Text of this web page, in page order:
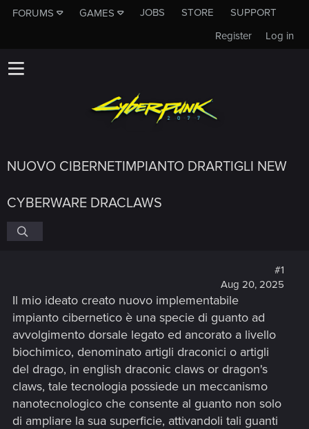
FORUMS GAMES JOBS STORE
SUPPORT
Log in
Register
NUOVO CIBERNETIMPIANTO DRARTIGLI NEW
CYBERWARE DRACLAWS
#1
Aug 20, 2025
Il mio ideato creato nuovo implementabile
impianto cibernetico è una specie di guanto ad
avvolgimento dorsale legato ed ancorato a livello
biochimico, denominato artigli draconici o artigli
del drago, in english draconic claws or dragon's
claws, tale tecnologia possiede un meccanismo
nanotecnologico che consente al guanto non solo
di ampliare la sua superficie, attivandoli tali guanti